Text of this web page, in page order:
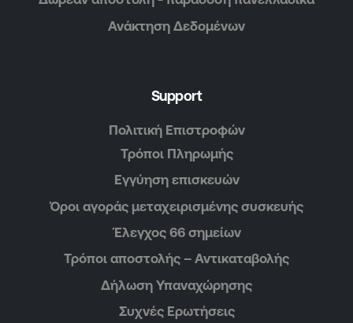
Ανάκτηση Δεδομένων
Support
Πολιτική Επιστροφών
Τρόποι Πληρωμής
Εγγύηση επισκευών
Όροι αγοράς μεταχειρισμένης συσκευής
Έλεγχος 66 σημείων
Τρόποι αποστολής – Αντικαταβολής
Δήλωση Υπαναχώρησης
Συχνές Ερωτήσεις